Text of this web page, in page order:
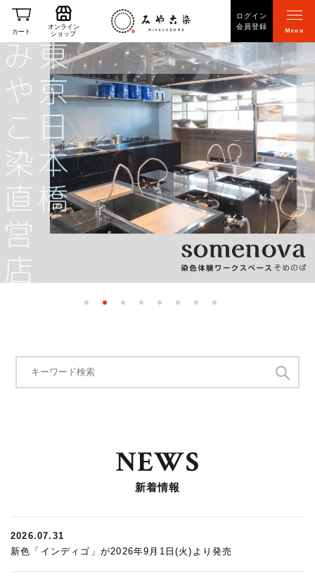
カート
オンライン
ショップ
ログイン
会員登録
Menu
1 2 3 4 5 6 7 8
NEWS
新着情報
2026.07.31
新色「インディゴ」が2026年9月1日(火)より発売